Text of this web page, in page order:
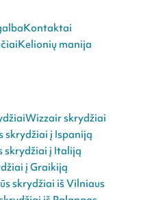
Kontaktai
Kelionių manija
Wizzair skrydžiai
skrydžiai į Ispaniją
skrydžiai į Italiją
į Graikiją
skrydžiai iš Vilniaus